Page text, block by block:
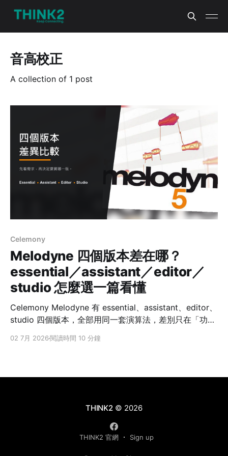
音高校正
A collection of 1 post
Celemony
Melodyne 四個版本差在哪？
essential／assistant／editor／
studio 怎麼選一篇看懂
Celemony Melodyne 有 essential、assistant、editor、
studio 四個版本，全部用同一套演算法，差別只在「功能
能。多數人會在 assistant（完整修人聲）與 editor（能
輯很單純，只要抓住三個問題，就能對應到適合你的那一
到中階朋友，幫你快速判斷該入手哪一個版本。 先說一個
觀念：四個版本用的是同一套修音演算法、同樣的音質，
02 7月 2026閱讀時間 10 分鐘
THINK2© 2026
THINK2 官網 Sign up